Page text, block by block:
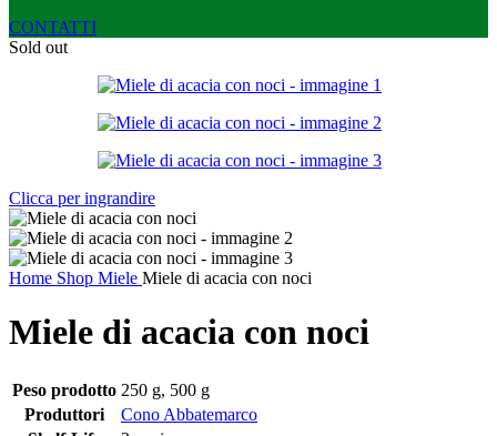
CONTATTI
Sold out
Clicca per ingrandire
Home Shop Miele Miele di acacia con noci
Miele di acacia con noci
Peso prodotto 250 g, 500 g
Produttori
Cono Abbatemarco